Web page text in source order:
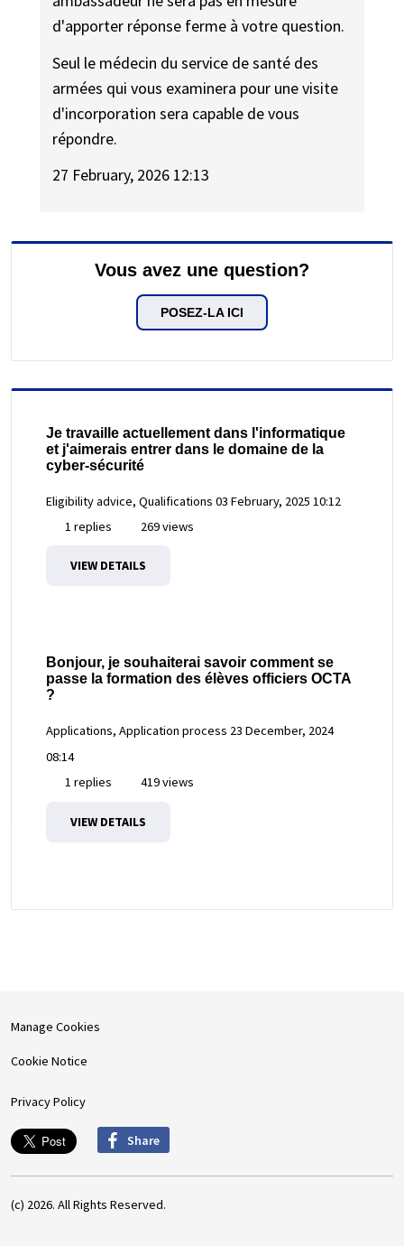
d'apporter réponse ferme à votre question.
Seul le médecin du service de santé des
armées qui vous examinera pour une visite
d'incorporation sera capable de vous
répondre.
27 February, 2026 12:13
Vous avez une question?
POSEZ-LA ICI
Je travaille actuellement dans l'informatique
et j'aimerais entrer dans le domaine de la
cyber-sécurité
Eligibility advice, Qualifications 03 February, 2025 10:12
1 replies
269 views
VIEW DETAILS
Bonjour, je souhaiterai savoir comment se
passe la formation des élèves officiers OCTA
?
Applications, Application process 23 December, 2024
08:14
1 replies
419 views
VIEW DETAILS
Manage Cookies
Cookie Notice
Privacy Policy
Share
(c) 2026. All Rights Reserved.